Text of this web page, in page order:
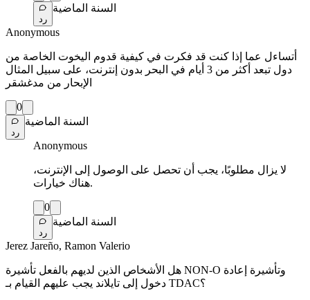
رد
السنة الماضية
Anonymous
أتساءل عما إذا كنت قد فكرت في كيفية قدوم اليخوت الخاصة من
دول تبعد أكثر من 3 أيام في البحر بدون إنترنت، على سبيل المثال
الإبحار من مدغشقر
0
رد
السنة الماضية
Anonymous
لا يزال مطلوبًا، يجب أن تحصل على الوصول إلى الإنترنت،
هناك خيارات.
0
رد
السنة الماضية
Jerez Jareño, Ramon Valerio
هل الأشخاص الذين لديهم بالفعل تأشيرة NON-O وتأشيرة إعادة
دخول إلى تايلاند يجب عليهم القيام بـ TDAC؟